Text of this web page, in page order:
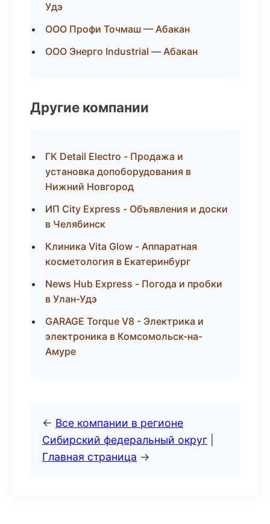
Удэ
ООО Профи Точмаш — Абакан
ООО Энерго Industrial — Абакан
Другие компании
ГК Detail Electro - Продажа и
установка допоборудования в
Нижний Новгород
ИП City Express - Объявления и доски
в Челябинск
Клиника Vita Glow - Аппаратная
косметология в Екатеринбург
News Hub Express - Погода и пробки
в Улан-Удэ
GARAGE Torque V8 - Электрика и
электроника в Комсомольск-на-
Амуре
← Все компании в регионе
Сибирский федеральный округ
Главная страница →